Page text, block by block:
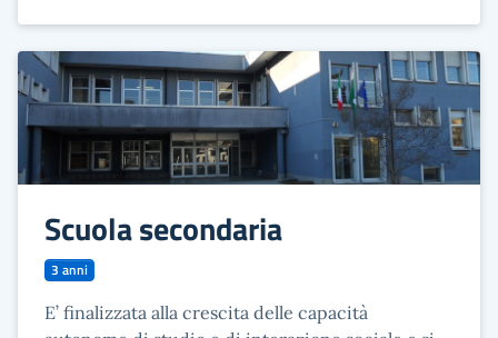
Scuola secondaria
3 anni
E’ finalizzata alla crescita delle capacità